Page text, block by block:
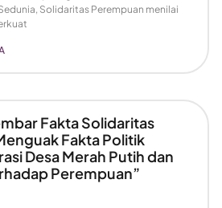
Solidaritas Perempuan menilai
Fakta Solidaritas
Fakta Politik
Desa Merah Putih dan
Perempuan”